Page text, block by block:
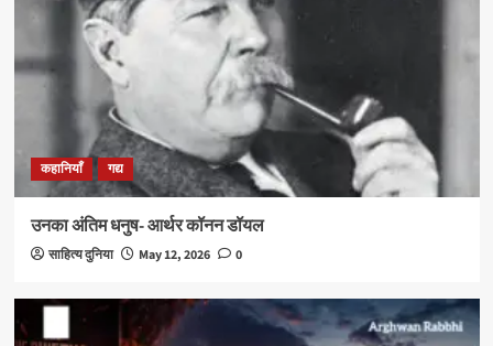
कहानियाँ गद्य
उनका अंतिम धनुष- आर्थर कॉनन डॉयल
साहित्य दुनिया May 12, 2026 0